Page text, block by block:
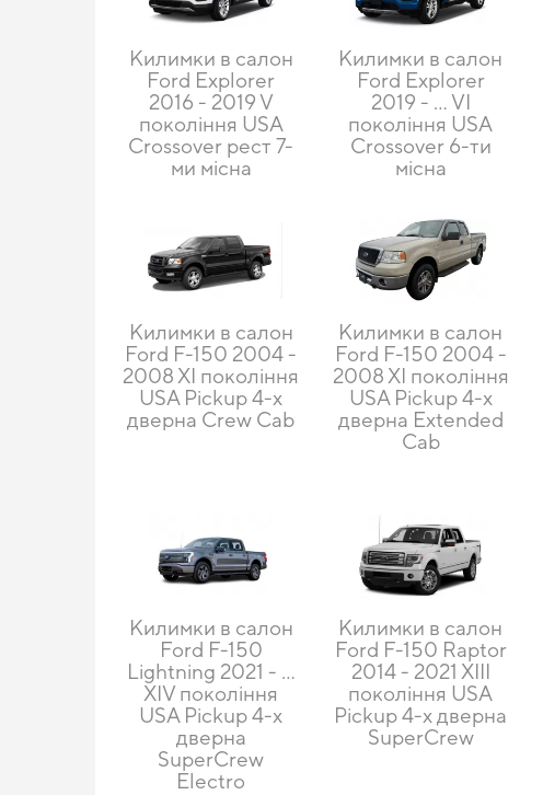
Килимки в салон
Ford Explorer
2016 - 2019 V
покоління USA
Crossover рест 7-
ми місна
Килимки в салон
Ford Explorer
2019 - … VI
покоління USA
Crossover 6-ти
місна
Килимки в салон
Ford F-150 2004 -
2008 XI покоління
USA Pickup 4-х
дверна Crew Cab
Килимки в салон
Ford F-150 2004 -
2008 XI покоління
USA Pickup 4-х
дверна Extended
Cab
Килимки в салон
Ford F-150
Lightning 2021 - ...
XIV покоління
USA Pickup 4-х
дверна
SuperCrew
Electro
Килимки в салон
Ford F-150 Raptor
2014 - 2021 XIII
покоління USA
Pickup 4-х дверна
SuperCrew